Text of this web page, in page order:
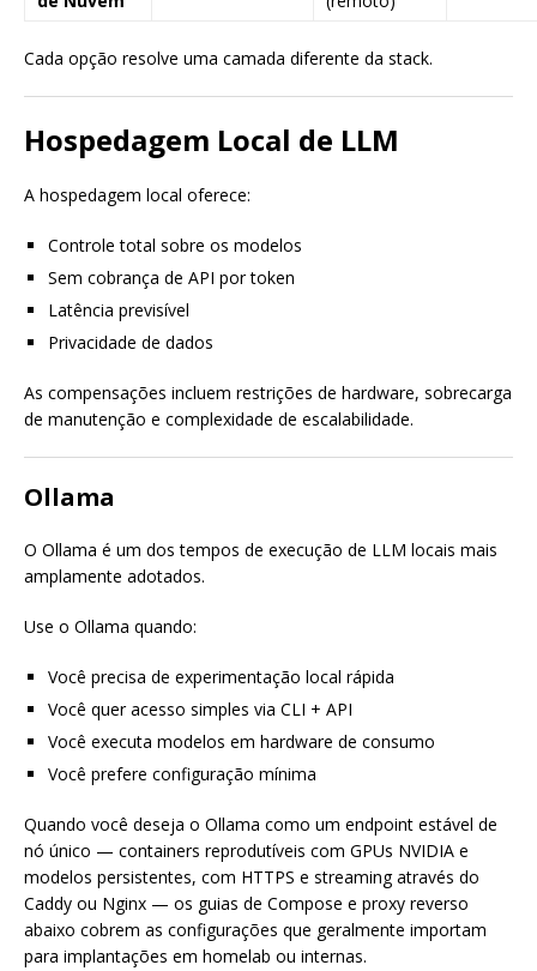
Cada opção resolve uma camada diferente da stack.
Hospedagem Local de LLM
A hospedagem local oferece:
Controle total sobre os modelos
Sem cobrança de API por token
Latência previsível
Privacidade de dados
As compensações incluem restrições de hardware, sobrecarga
de manutenção e complexidade de escalabilidade.
Ollama
O Ollama é um dos tempos de execução de LLM locais mais
amplamente adotados.
Use o Ollama quando:
Você precisa de experimentação local rápida
Você quer acesso simples via CLI + API
Você executa modelos em hardware de consumo
Você prefere configuração mínima
Quando você deseja o Ollama como um endpoint estável de
nó único — containers reprodutíveis com GPUs NVIDIA e
modelos persistentes, com HTTPS e streaming através do
Caddy ou Nginx — os guias de Compose e proxy reverso
abaixo cobrem as configurações que geralmente importam
para implantações em homelab ou internas.